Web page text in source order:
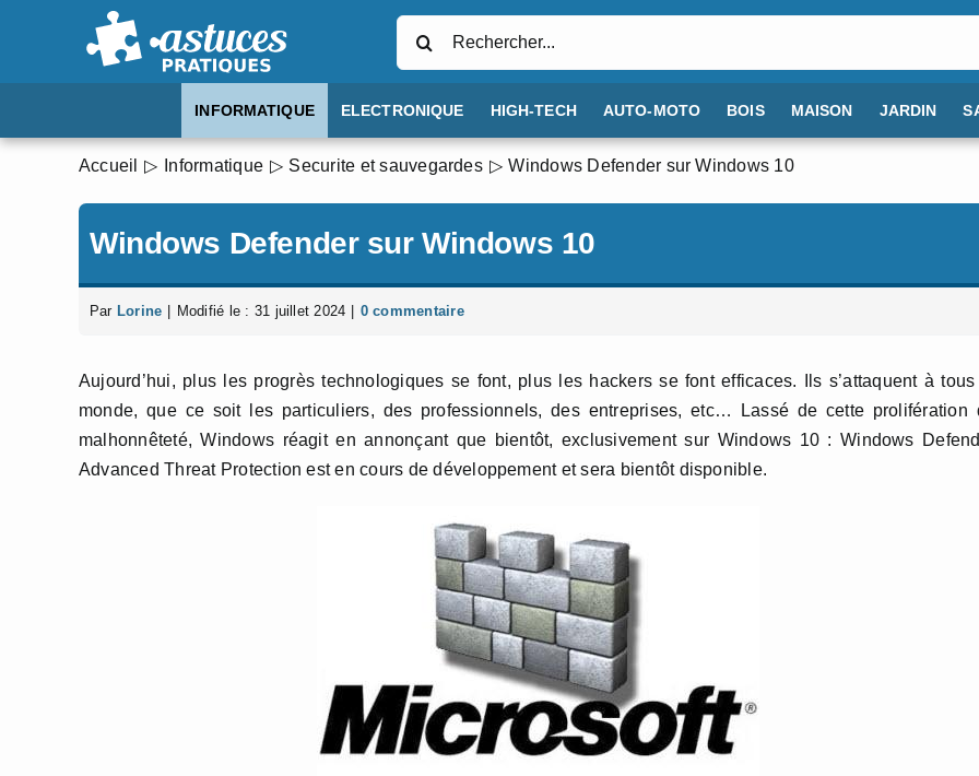
INFORMATIQUE ELECTRONIQUE HIGH-TECH AUTO-MOTO BOIS MAISON JARDIN
Accueil Informatique Securite et sauvegardes Windows Defender sur Windows 10
Windows Defender sur Windows 10
Par Lorine Modifié le : 31 juillet 2024 0 commentaire
Aujourd’hui, plus les progrès technologiques se font, plus les hackers se font efficaces. Ils s’attaquent à
monde, que ce soit les particuliers, des professionnels, des entreprises, etc… Lassé de cette prolifération
malhonnêteté, Windows réagit en annonçant que bientôt, exclusivement sur Windows 10 : Windows
Advanced Threat Protection est en cours de développement et sera bientôt disponible.